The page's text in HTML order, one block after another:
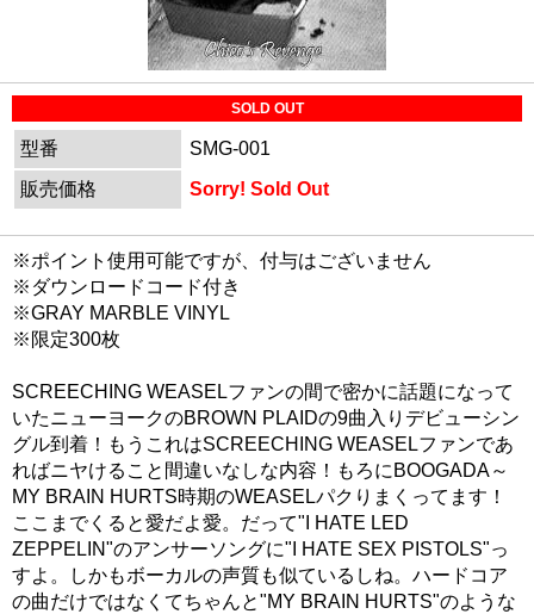
SOLD OUT
型番
SMG-001
販売価格
Sorry! Sold Out
※ポイント使用可能ですが、付与はございません
※ダウンロードコード付き
※GRAY MARBLE VINYL
※限定300枚
SCREECHING WEASELファンの間で密かに話題になって
いたニューヨークのBROWN PLAIDの9曲入りデビューシン
グル到着！もうこれはSCREECHING WEASELファンであ
ればニヤけること間違いなしな内容！もろにBOOGADA～
MY BRAIN HURTS時期のWEASELパクりまくってます！
ここまでくると愛だよ愛。だって"I HATE LED
ZEPPELIN"のアンサーソングに"I HATE SEX PISTOLS"っ
すよ。しかもボーカルの声質も似ているしね。ハードコア
の曲だけではなくてちゃんと"MY BRAIN HURTS"のような